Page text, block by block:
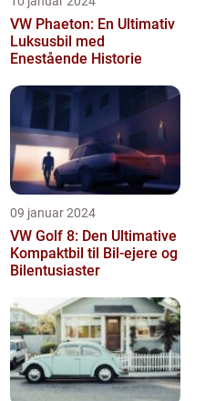
VW Phaeton: En Ultimativ
Luksusbil med
Enestående Historie
09 januar 2024
VW Golf 8: Den Ultimative
Kompaktbil til Bil-ejere og
Bilentusiaster